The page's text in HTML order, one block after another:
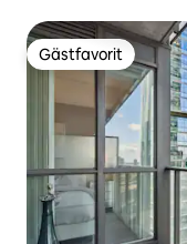
Gästfavorit
Gästfavorit